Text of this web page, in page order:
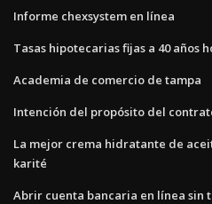
Informe chexsystem en línea
Tasas hipotecarias fijas a 40 años
Academia de comercio de tampa
Intención del propósito del
La mejor crema hidratante de
karité
Abrir cuenta bancaria en línea sin